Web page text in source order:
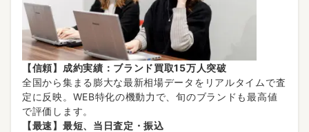
【信頼】成約実績：ブランド買取15万人突破
全国から集まる膨大な最新相場データをリアルタイムで査
定に反映。WEB特化の機動力で、旬のブランドも最高値
で評価します。
【最速】最短、当日査定・振込